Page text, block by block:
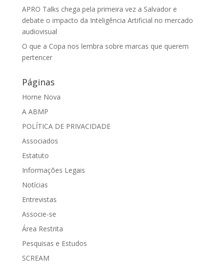
APRO Talks chega pela primeira vez a Salvador e
debate o impacto da Inteligência Artificial no mercado
audiovisual
O que a Copa nos lembra sobre marcas que querem
pertencer
Páginas
Home Nova
A ABMP
POLÍTICA DE PRIVACIDADE
Associados
Estatuto
Informações Legais
Notícias
Entrevistas
Associe-se
Área Restrita
Pesquisas e Estudos
SCREAM